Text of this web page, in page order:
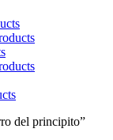
del principito”